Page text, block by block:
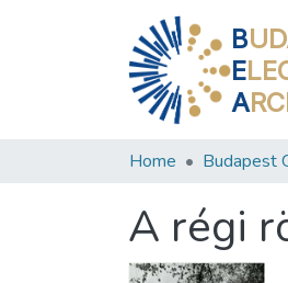
B
E
A
Home Budapest
A régi